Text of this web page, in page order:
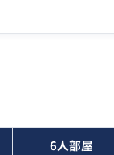
6人部屋